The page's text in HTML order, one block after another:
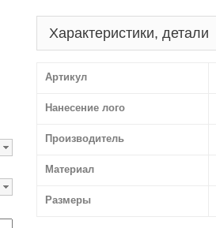
Характеристики, детали
Артикул
Нанесение лого
Производитель
Материал
Размеры